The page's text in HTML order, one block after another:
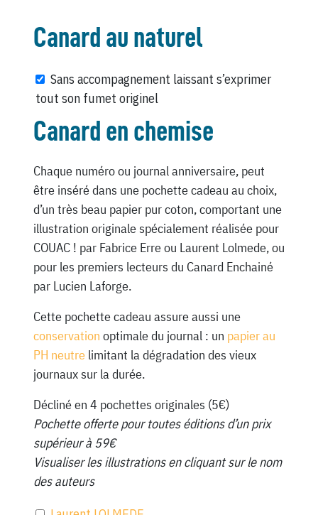
Canard au naturel
Sans accompagnement laissant s’exprimer
tout son fumet originel
Canard en chemise
Chaque numéro ou journal anniversaire, peut
être inséré dans une pochette cadeau au choix,
d’un très beau papier pur coton, comportant une
illustration originale spécialement réalisée pour
COUAC ! par Fabrice Erre ou Laurent Lolmede, ou
pour les premiers lecteurs du Canard Enchainé
par Lucien Laforge.
Cette pochette cadeau assure aussi une
conservation optimale du journal : un papier au
PH neutrelimitant la dégradation des vieux
journaux sur la durée.
Décliné en 4 pochettes originales (5€)
Pochette offerte pour toutes éditions d’un prix
supérieur à 59€
Visualiser les illustrations en cliquant sur le nom
des auteurs